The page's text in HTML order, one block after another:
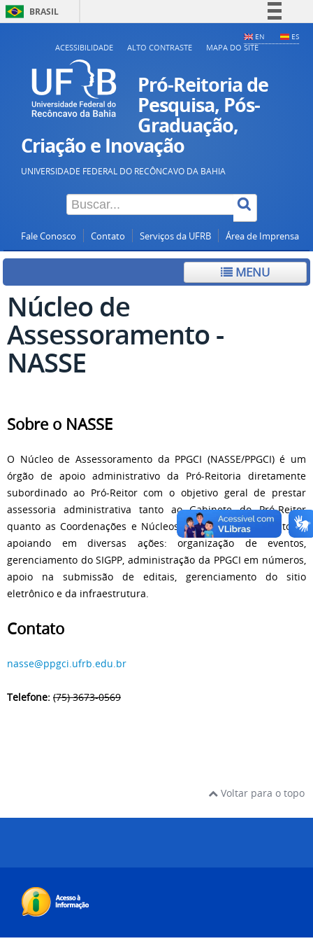
BRASIL
Simplifique!
Participe
Acesso à informação
Legislação
Canais
EN ES
ACESSIBILIDADE ALTO CONTRASTE MAPA DO SITE
Pró-Reitoria de
Pesquisa, Pós-
Graduação,
Criação e Inovação
UNIVERSIDADE FEDERAL DO RECÔNCAVO DA BAHIA
Fale Conosco Contato Serviços da UFRB Área de Imprensa
MENU
Núcleo de
Assessoramento -
NASSE
Sobre o NASSE
O Núcleo de Assessoramento da PPGCI (NASSE/PPGCI) é um
órgão de apoio administrativo da Pró-Reitoria diretamente
subordinado ao Pró-Reitor com o objetivo geral de prestar
assessoria administrativa tanto ao Gabinete do Pró-Reitor
quanto as Coordenações e Núcleos vinculados a Pró-Reitoria,
apoiando em diversas ações: organização de eventos,
gerenciamento do SIGPP, administração da PPGCI em números,
apoio na submissão de editais, gerenciamento do sitio
eletrônico e da infraestrutura.
Contato
nasse@ppgci.ufrb.edu.br
Telefone: (75) 3673-0569
Voltar para o topo